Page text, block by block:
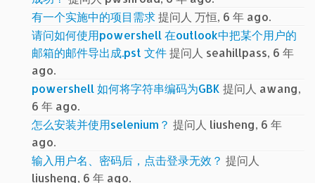
有一个实施中的项目需求提问人 万恒, 6 年 ago.
请问如何使用powershell 在outlook中把某个用户的
邮箱的邮件导出成.pst 文件提问人 seahillpass, 6 年
ago.
powershell 如何将字符串编码为GBK 提问人 awang,
6 年 ago.
怎么安装并使用selenium？ 提问人 liusheng, 6 年
ago.
输入用户名、密码后，点击登录无效？ 提问人
liusheng, 6 年 ago.